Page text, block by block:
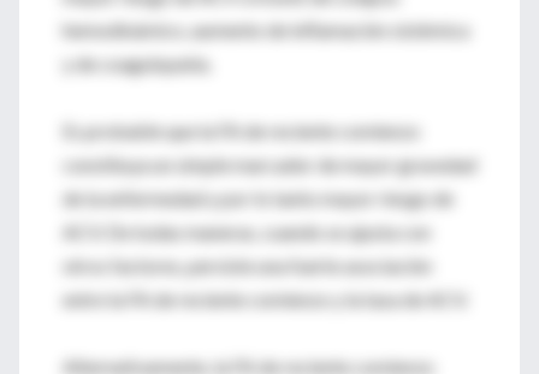
hemodinámico, aumento de inflamación sistémica
y de coagulopatía.
Es probable que la FA de reciente comienzo
constituya un simple marcador de mayor gravedad
de la enfermedad y por lo tanto mayor riesgo de
ACV. De todas maneras, cuando se ajusta con
otros factores, persiste una fuerte asociación
entre la FA de reciente comienzo y la tasa de ACV.
Alternativamente, la FA de reciente comienzo